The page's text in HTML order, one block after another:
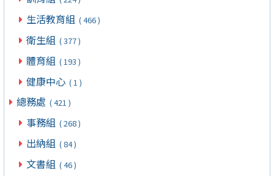
生活教育組 ( 466 )
衛生組 ( 377 )
體育組 ( 193 )
健康中心 ( 1 )
總務處 ( 421 )
事務組 ( 268 )
出納組 ( 84 )
文書組 ( 46 )